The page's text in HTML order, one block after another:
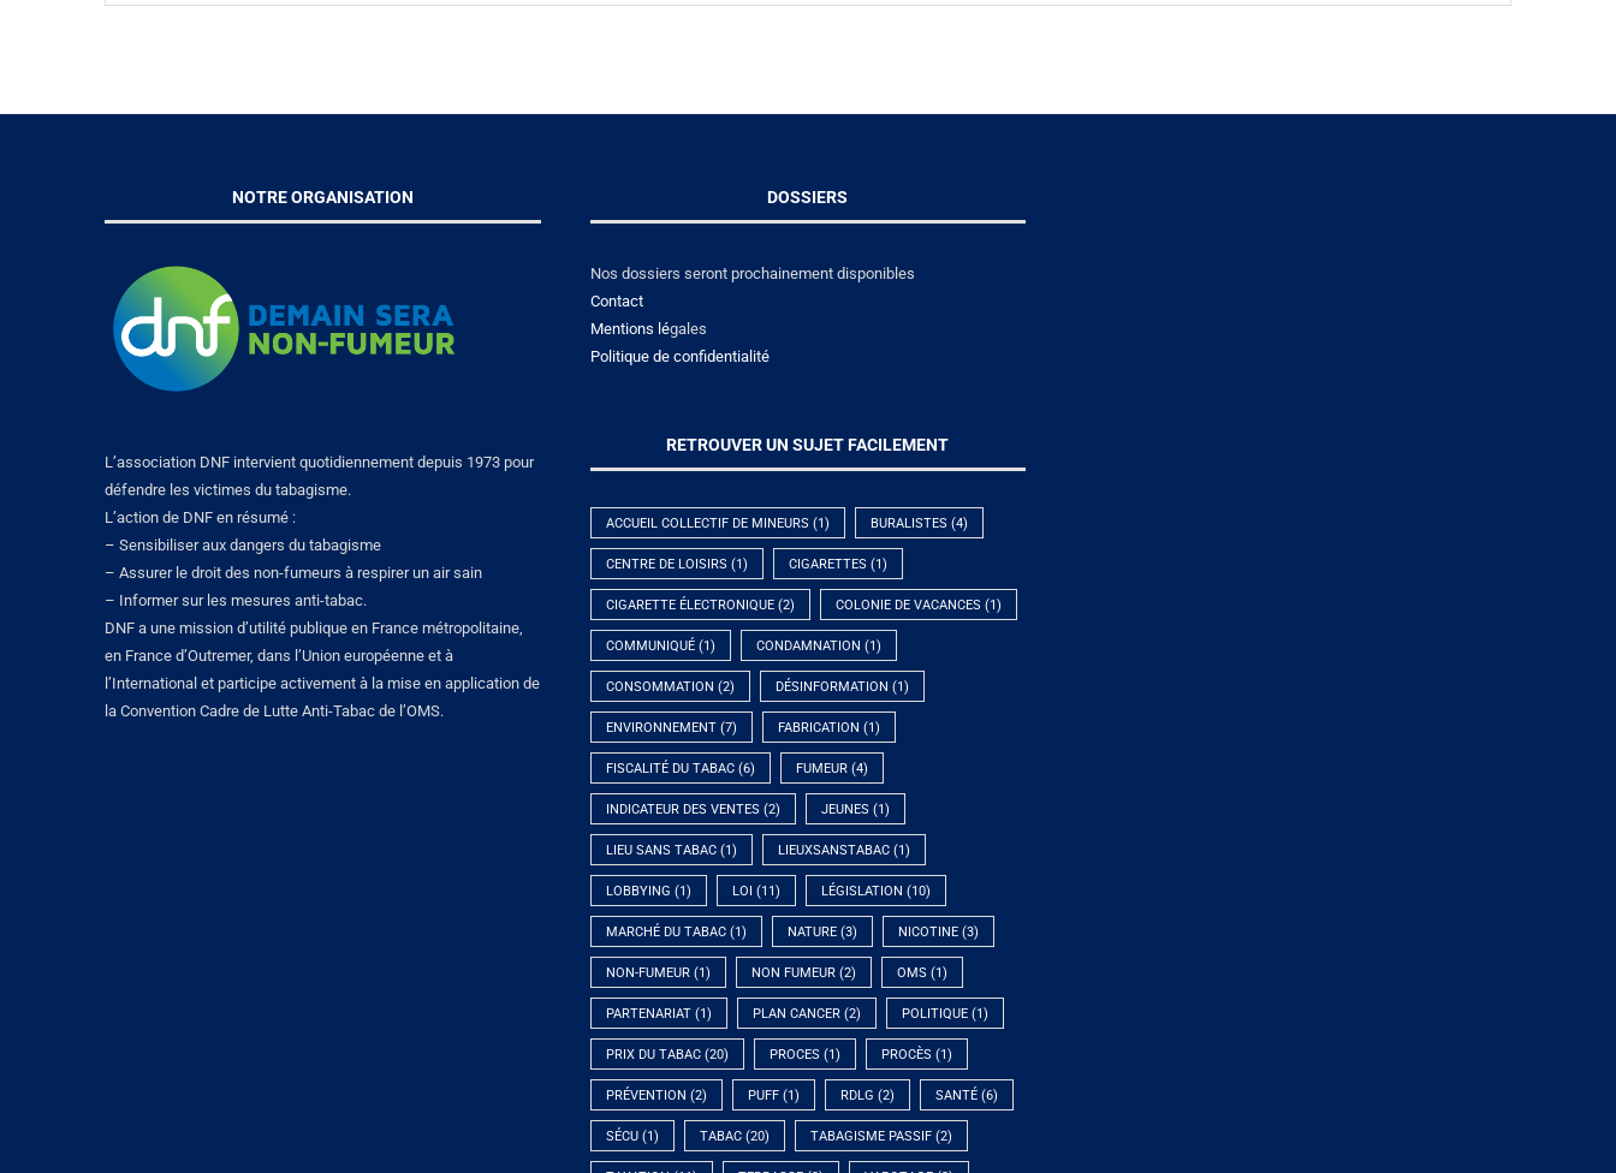
NOTRE ORGANISATION
L’association DNF intervient quotidiennement depuis 1973 pour
défendre les victimes du tabagisme.
L’action de DNF en résumé :
– Sensibiliser aux dangers du tabagisme
– Assurer le droit des non-fumeurs à respirer un air sain
– Informer sur les mesures anti-tabac.
DNF a une mission d’utilité publique en France métropolitaine,
en France d’Outremer, dans l’Union européenne et à
l’International et participe activement à la mise en application de
la Convention Cadre de Lutte Anti-Tabac de l’OMS.
DOSSIERS
Nos dossiers seront prochainement disponibles
Contact
Mentions légales
Politique de confidentialité
RETROUVER UN SUJET FACILEMENT
ACCUEIL COLLECTIF DE MINEURS (1) BURALISTES (4)
CENTRE DE LOISIRS (1) CIGARETTES (1)
CIGARETTE ÉLECTRONIQUE(2) COLONIE DE VACANCES (1)
COMMUNIQUÉ(1) CONDAMNATION (1)
CONSOMMATION (2) DÉSINFORMATION (1)
ENVIRONNEMENT(7) FABRICATION (1)
FISCALITÉ DU TABAC(6) FUMEUR(4)
INDICATEUR DES VENTES (2) JEUNES (1)
LIEU SANS TABAC(1) LIEUXSANSTABAC(1)
LOBBYING (1) LOI (11) LÉGISLATION (10)
MARCHÉ DU TABAC(1) NATURE(3) NICOTINE(3)
NON-FUMEUR(1) NON FUMEUR(2) OMS (1)
PARTENARIAT(1) PLAN CANCER(2) POLITIQUE(1)
PRIX DU TABAC(20) PROCES (1) PROCÈS (1)
PRÉVENTION (2) PUFF(1) RDLG (2) SANTÉ(6)
SÉCU(1) TABAC(20) TABAGISME PASSIF(2)